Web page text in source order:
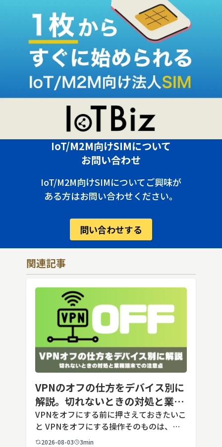
IoT/M2M向けSIMについて
お問い合わせ
IoT/M2M向けSIMについてご興味が
ある方はお問い合わせください。
問い合わせする
関連記事
VPNのオフの仕方をデバイス別に
解説。切れないときの対処と業務
端末での注意点
VPNをオフにする前に押さえておきたいこ
と VPNをオフにする操作そのものは、ど
の端末でも数タップから数クリックで完了
2026-08-03 3min